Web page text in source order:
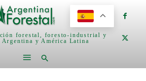
forestal, foresto-industrial y
Argentina y América Latina